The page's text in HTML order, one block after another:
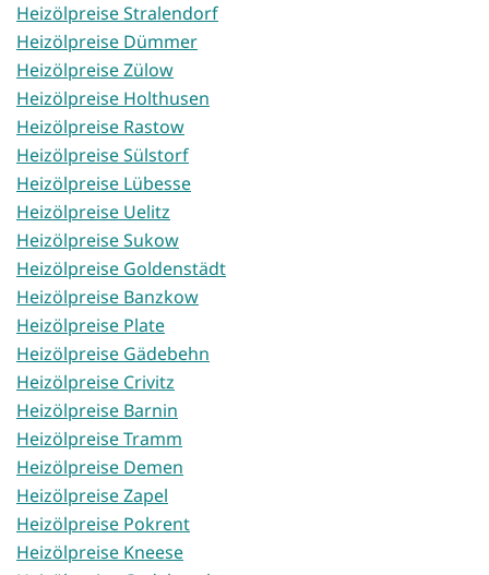
Heizölpreise Stralendorf
Heizölpreise Dümmer
Heizölpreise Zülow
Heizölpreise Holthusen
Heizölpreise Rastow
Heizölpreise Sülstorf
Heizölpreise Lübesse
Heizölpreise Uelitz
Heizölpreise Sukow
Heizölpreise Goldenstädt
Heizölpreise Banzkow
Heizölpreise Plate
Heizölpreise Gädebehn
Heizölpreise Crivitz
Heizölpreise Barnin
Heizölpreise Tramm
Heizölpreise Demen
Heizölpreise Zapel
Heizölpreise Pokrent
Heizölpreise Kneese